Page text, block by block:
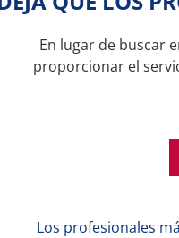
En lugar de buscar
proporcionar el
Los profesionales